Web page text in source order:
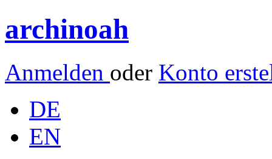
archinoah
Anmelden oder Konto
DE
EN